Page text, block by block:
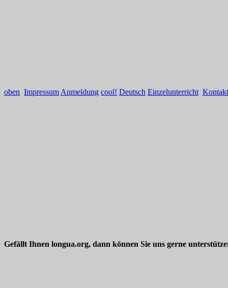
oben Impressum Anmeldung cool! Deutsch Einzelunterricht Kontakt
Gefällt Ihnen longua.org, dann können Sie uns gerne